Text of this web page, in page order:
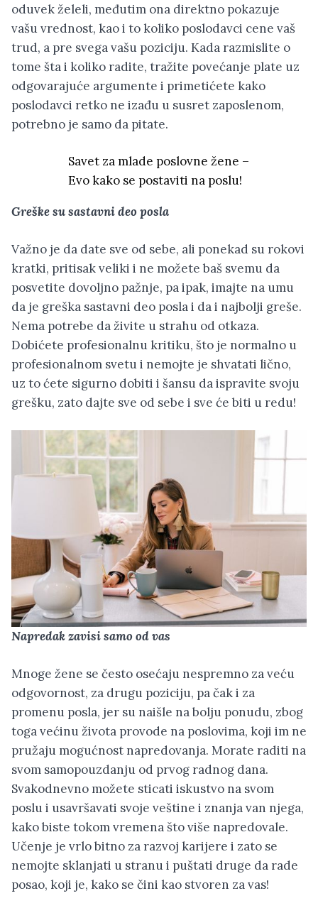
oduvek želeli, međutim ona direktno pokazuje
vašu vrednost, kao i to koliko poslodavci cene vaš
trud, a pre svega vašu poziciju. Kada razmislite o
tome šta i koliko radite, tražite povećanje plate uz
odgovarajuće argumente i primetićete kako
poslodavci retko ne izađu u susret zaposlenom,
potrebno je samo da pitate.
Savet za mlade poslovne žene –
Evo kako se postaviti na poslu!
Greške su sastavni deo posla
Važno je da date sve od sebe, ali ponekad su rokovi
kratki, pritisak veliki i ne možete baš svemu da
posvetite dovoljno pažnje, pa ipak, imajte na umu
da je greška sastavni deo posla i da i najbolji greše.
Nema potrebe da živite u strahu od otkaza.
Dobićete profesionalnu kritiku, što je normalno u
profesionalnom svetu i nemojte je shvatati lično,
uz to ćete sigurno dobiti i šansu da ispravite svoju
grešku, zato dajte sve od sebe i sve će biti u redu!
Napredak zavisi samo od vas
Mnoge žene se često osećaju nespremno za veću
odgovornost, za drugu poziciju, pa čak i za
promenu posla, jer su naišle na bolju ponudu, zbog
toga većinu života provode na poslovima, koji im ne
pružaju mogućnost napredovanja. Morate raditi na
svom samopouzdanju od prvog radnog dana.
Svakodnevno možete sticati iskustvo na svom
poslu i usavršavati svoje veštine i znanja van njega,
kako biste tokom vremena što više napredovale.
Učenje je vrlo bitno za razvoj karijere i zato se
nemojte sklanjati u stranu i puštati druge da rade
posao, koji je, kako se čini kao stvoren za vas!